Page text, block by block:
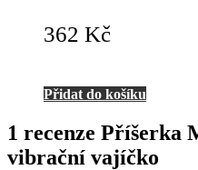
362 Kč
Přidat do košíku
1 recenze Příšerka
vibrační vajíčko